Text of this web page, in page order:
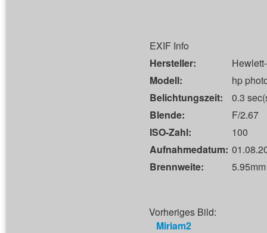
EXIF Info
Hersteller:
Modell:
hp
Belichtungszeit:
0.3
Blende:
F/2.67
ISO-Zahl:
100
Aufnahmedatum:
Brennweite:
5.95mm
Vorheriges Bild:
Miriam2